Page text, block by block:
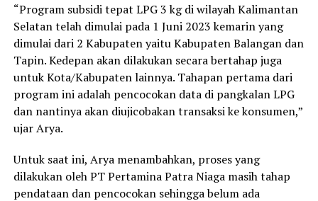
“Program subsidi tepat LPG 3 kg di wilayah Kalimantan
Selatan telah dimulai pada 1 Juni 2023 kemarin yang
dimulai dari 2 Kabupaten yaitu Kabupaten Balangan dan
Tapin. Kedepan akan dilakukan secara bertahap juga
untuk Kota/Kabupaten lainnya. Tahapan pertama dari
program ini adalah pencocokan data di pangkalan LPG
dan nantinya akan diujicobakan transaksi ke konsumen,”
ujar Arya.
Untuk saat ini, Arya menambahkan, proses yang
dilakukan oleh PT Pertamina Patra Niaga masih tahap
pendataan dan pencocokan sehingga belum ada